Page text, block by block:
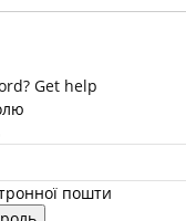
Get help
пошти